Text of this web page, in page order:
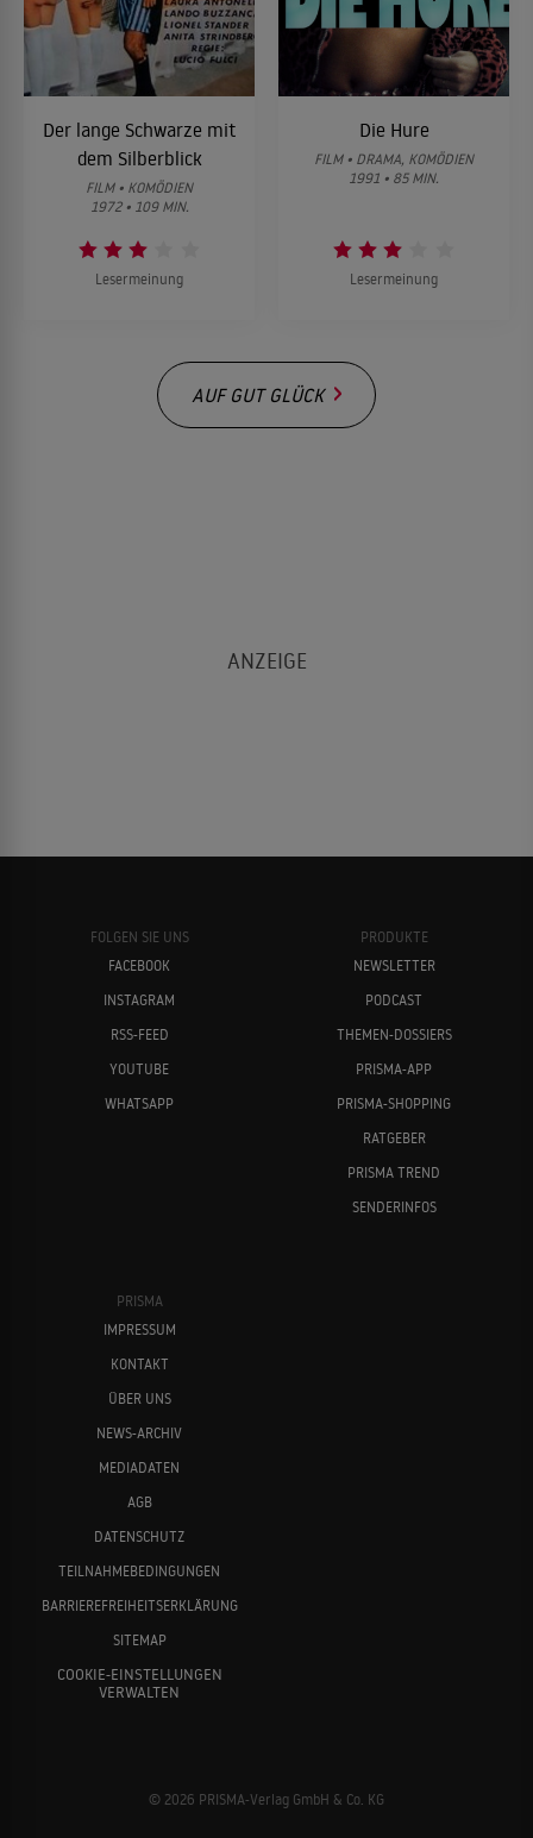
Der lange Schwarze mit
dem Silberblick
FILM • KOMÖDIEN
1972 • 109 MIN.
Lesermeinung
Die Hure
FILM • DRAMA, KOMÖDIEN
1991 • 85 MIN.
Lesermeinung
AUF GUT GLÜCK
FOLGEN SIE UNS
FACEBOOK
INSTAGRAM
RSS-FEED
YOUTUBE
WHATSAPP
PRODUKTE
NEWSLETTER
PODCAST
THEMEN-DOSSIERS
PRISMA-APP
PRISMA-SHOPPING
RATGEBER
PRISMA TREND
SENDERINFOS
PRISMA
IMPRESSUM
KONTAKT
ÜBER UNS
NEWS-ARCHIV
MEDIADATEN
AGB
DATENSCHUTZ
TEILNAHMEBEDINGUNGEN
BARRIEREFREIHEITSERKLÄRUNG
SITEMAP
COOKIE-EINSTELLUNGEN
VERWALTEN
© 2026 PRISMA-Verlag GmbH & Co. KG